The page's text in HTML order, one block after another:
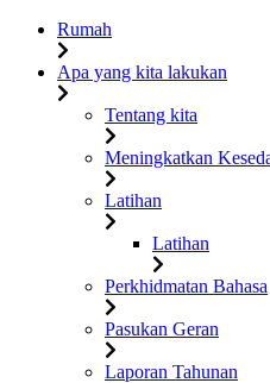
Rumah
Apa yang kita lakukan
Tentang kita
Meningkatkan
Latihan
Latihan
Perkhidmatan Bahasa
Pasukan Geran
Laporan Tahunan